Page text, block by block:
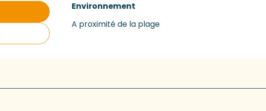
Environnement
Environnement
A proximité de la plage